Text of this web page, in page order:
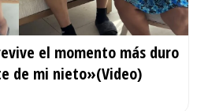
el momento más duro
de mi nieto»(Video)